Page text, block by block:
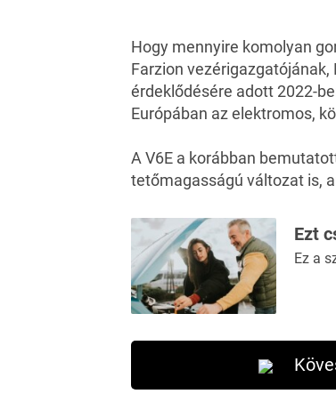
Hogy mennyire komolyan
Farzion
érdeklődésére adott 2022-
Európában az elektromos,
A V6E a korábban
tetőmagasságú változat is,
Ezt
Ez a